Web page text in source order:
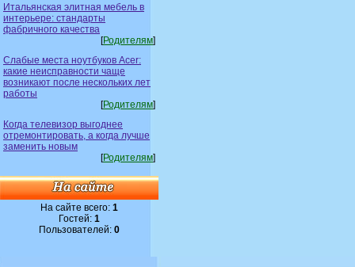
Итальянская элитная мебель в
интерьере: стандарты
фабричного качества
[Родителям]
Слабые места ноутбуков Acer:
какие неисправности чаще
возникают после нескольких лет
работы
[Родителям]
Когда телевизор выгоднее
отремонтировать, а когда лучше
заменить новым
[Родителям]
На сайте всего: 1
Гостей: 1
Пользователей: 0